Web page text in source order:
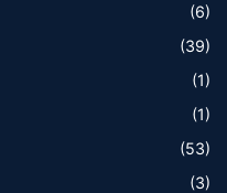
(6)
(39)
(1)
(1)
(53)
(3)